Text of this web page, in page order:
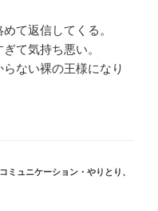
て返信してくる。
て気持ち悪い。
ない裸の王様になり
コミュニケーション・やりとり 、